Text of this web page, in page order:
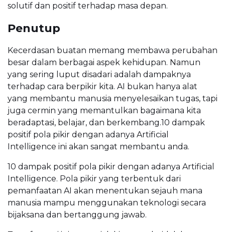
solutif dan positif terhadap masa depan.
Penutup
Kecerdasan buatan memang membawa perubahan
besar dalam berbagai aspek kehidupan. Namun
yang sering luput disadari adalah dampaknya
terhadap cara berpikir kita. AI bukan hanya alat
yang membantu manusia menyelesaikan tugas, tapi
juga cermin yang memantulkan bagaimana kita
beradaptasi, belajar, dan berkembang.10 dampak
positif pola pikir dengan adanya Artificial
Intelligence ini akan sangat membantu anda.
10 dampak positif pola pikir dengan adanya Artificial
Intelligence. Pola pikir yang terbentuk dari
pemanfaatan AI akan menentukan sejauh mana
manusia mampu menggunakan teknologi secara
bijaksana dan bertanggung jawab.